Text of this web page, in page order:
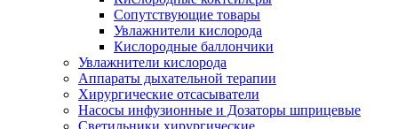
Сопутствующие товары
Увлажнители кислорода
Кислородные баллончики
Увлажнители кислорода
Аппараты дыхательной терапии
Хирургические отсасыватели
Насосы инфузионные и Дозаторы шприцевые
Светильники хирургические